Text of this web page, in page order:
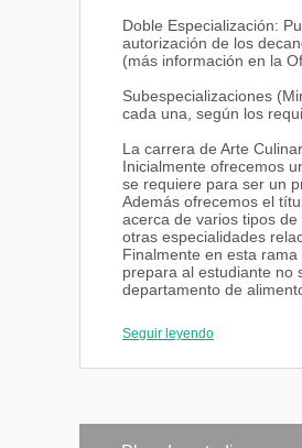
Doble Especialización:
autorización de los
(más información en la
Subespecializaciones
cada una, según los
La carrera de Arte
Inicialmente ofrecemos
se requiere para ser un
Además ofrecemos el
acerca de varios tipos
otras especialidades
Finalmente en esta
prepara al estudiante no
departamento de
Perfil del Graduado
Seguir leyendo